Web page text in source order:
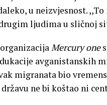
u neizvjesnost.
ljudima u sličnoj
Mercury one
avganistanskih
migranata bio
ne bi koštao ni